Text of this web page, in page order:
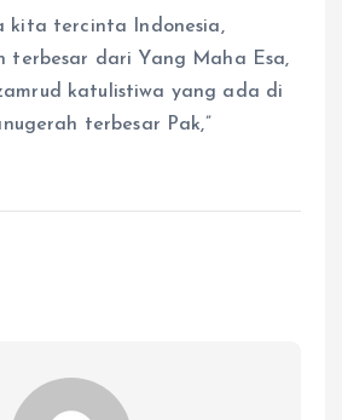
kita tercinta Indonesia,
terbesar dari Yang Maha Esa,
katulistiwa yang ada di
terbesar Pak,”